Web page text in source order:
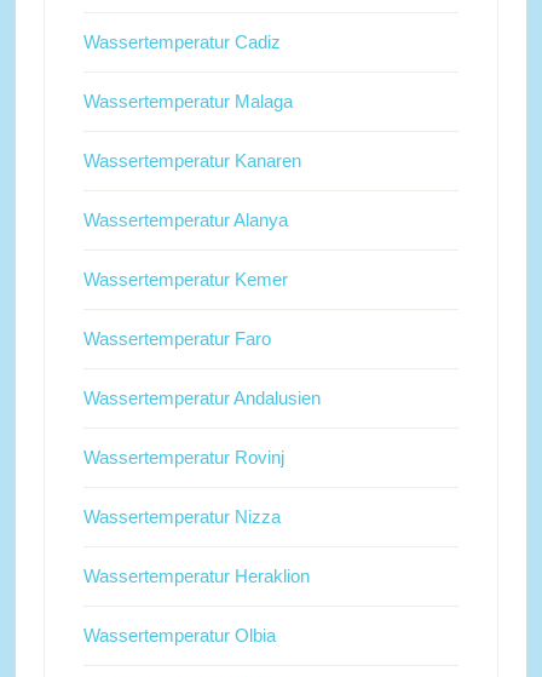
Wassertemperatur Cadiz
Wassertemperatur Malaga
Wassertemperatur Kanaren
Wassertemperatur Alanya
Wassertemperatur Kemer
Wassertemperatur Faro
Wassertemperatur Andalusien
Wassertemperatur Rovinj
Wassertemperatur Nizza
Wassertemperatur Heraklion
Wassertemperatur Olbia